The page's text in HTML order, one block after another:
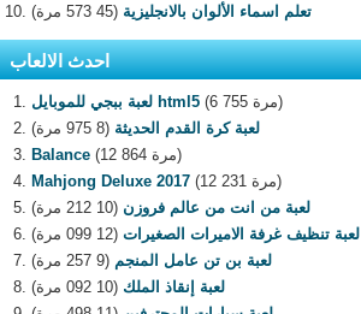
تعلم اسماء الألوان بالانجليزية (45 573 مرة)
احدث الالعاب
لعبة ببجي للموبايل html5
(6 755 مرة)
لعبة كرة القدم الحديثة (8 975 مرة)
Balance
(12 864 مرة)
Mahjong Deluxe 2017
(12 231 مرة)
لعبة من انت من عالم فروزن (10 212 مرة)
لعبة تنظيف غرفة الاميرات الصغيرات (12 099 مرة)
لعبة بن تن عامل المنجم (9 257 مرة)
لعبة إنقاذ الملك (10 092 مرة)